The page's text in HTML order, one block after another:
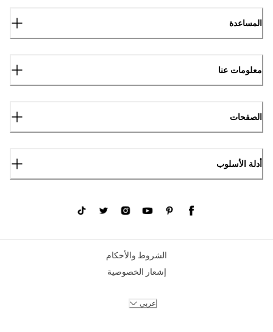
المساعدة
معلومات عنا
الصفحات
أدلة الأسلوب
الشروط والأحكام
إشعار الخصوصية
عربي